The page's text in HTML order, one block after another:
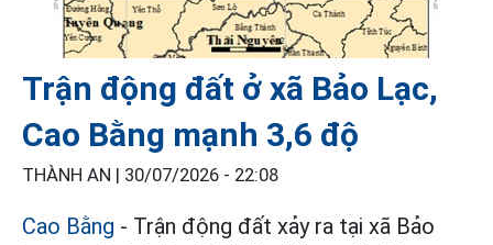
Trận động đất ở xã Bảo Lạc,
Cao Bằng mạnh 3,6 độ
THÀNH AN | 30/07/2026 - 22:08
Cao Bằng - Trận động đất xảy ra tại xã Bảo